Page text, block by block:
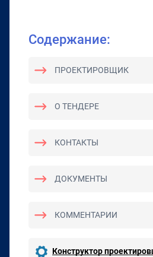
Содержание:
ПРОЕКТИРОВЩИК
О ТЕНДЕРЕ
КОНТАКТЫ
ДОКУМЕНТЫ
КОММЕНТАРИИ
Конструктор